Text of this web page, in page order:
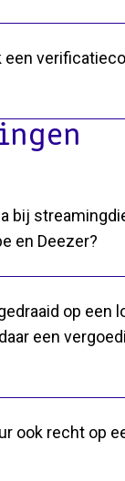
een
bij
en Deezer?
op een
een
ook recht op